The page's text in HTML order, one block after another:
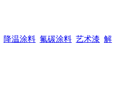
降温涂料 氟碳涂料 艺术漆 解